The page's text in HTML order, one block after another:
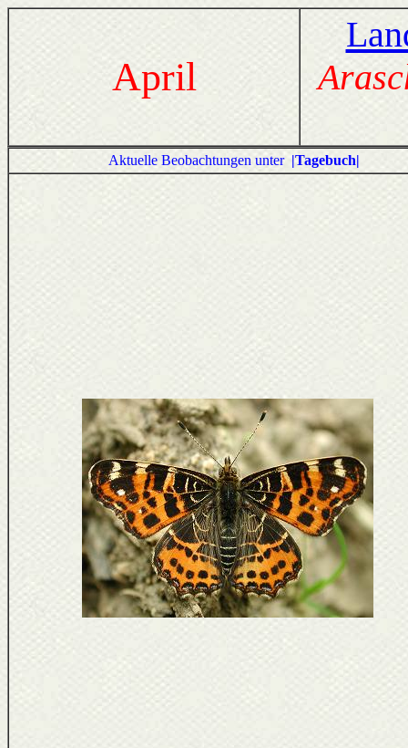
April
Aktuelle Beobachtungen unter |Tagebuch|